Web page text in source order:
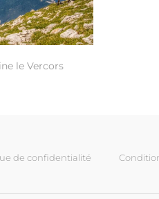
le Vercors
de confidentialité